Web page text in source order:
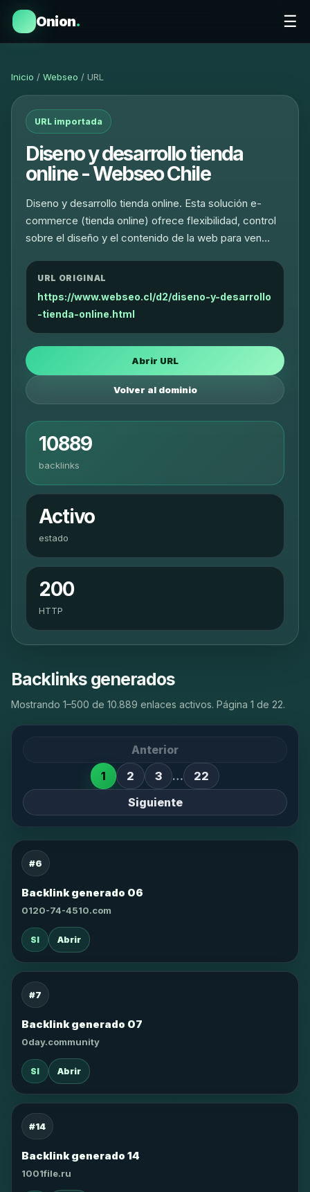
Onion. ☰
Inicio / Webseo / URL
URL importada
Diseno y desarrollo tienda
online - Webseo Chile
Diseno y desarrollo tienda online. Esta solución e-
commerce (tienda online) ofrece flexibilidad, control
sobre el diseño y el contenido de la web para ven…
URL ORIGINAL
https://www.webseo.cl/d2/diseno-y-desarrollo
-tienda-online.html
Abrir URL
Volver al dominio
10889
backlinks
Activo
estado
200
HTTP
Backlinks generados
Mostrando 1–500 de 10.889 enlaces activos. Página 1 de 22.
Anterior
1
2 3 …
22
Siguiente
#6
Backlink generado 06
0120-74-4510.com
SI Abrir
#7
Backlink generado 07
0day.community
SI Abrir
#14
Backlink generado 14
1001file.ru